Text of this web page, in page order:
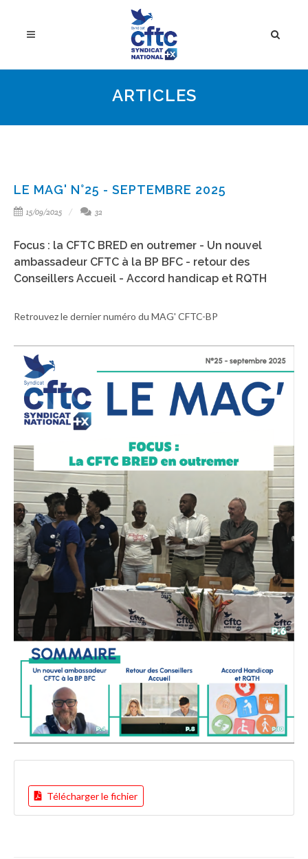
ARTICLES
LE MAG' N°25 - SEPTEMBRE 2025
15/09/2025 32
Focus : la CFTC BRED en outremer - Un nouvel
ambassadeur CFTC à la BP BFC - retour des
Conseillers Accueil - Accord handicap et RQTH
Retrouvez le dernier numéro du MAG' CFTC-BP
Télécharger le fichier